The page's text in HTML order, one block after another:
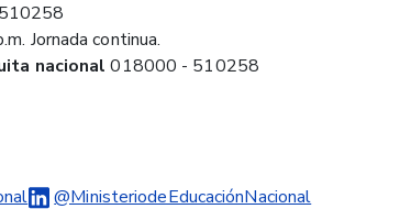
Jornada continua.
nacional 018000 - 510258
@MinisteriodeEducaciónNacional